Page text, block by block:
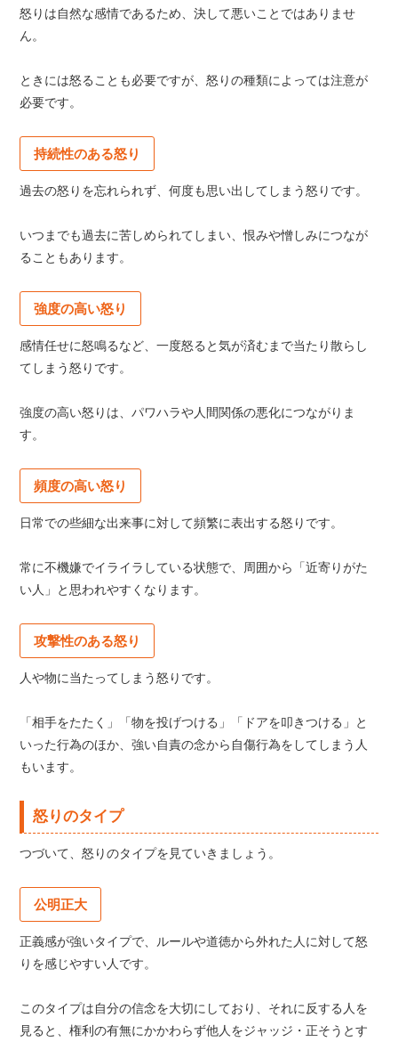
怒りは自然な感情であるため、決して悪いことではありませ
ん。
ときには怒ることも必要ですが、怒りの種類によっては注意が
必要です。
持続性のある怒り
過去の怒りを忘れられず、何度も思い出してしまう怒りです。
いつまでも過去に苦しめられてしまい、恨みや憎しみにつなが
ることもあります。
強度の高い怒り
感情任せに怒鳴るなど、一度怒ると気が済むまで当たり散らし
てしまう怒りです。
強度の高い怒りは、パワハラや人間関係の悪化につながりま
す。
頻度の高い怒り
日常での些細な出来事に対して頻繁に表出する怒りです。
常に不機嫌でイライラしている状態で、周囲から「近寄りがた
い人」と思われやすくなります。
攻撃性のある怒り
人や物に当たってしまう怒りです。
「相手をたたく」「物を投げつける」「ドアを叩きつける」と
いった行為のほか、強い自責の念から自傷行為をしてしまう人
もいます。
怒りのタイプ
つづいて、怒りのタイプを見ていきましょう。
公明正大
正義感が強いタイプで、ルールや道徳から外れた人に対して怒
りを感じやすい人です。
このタイプは自分の信念を大切にしており、それに反する人を
見ると、権利の有無にかかわらず他人をジャッジ・正そうとす